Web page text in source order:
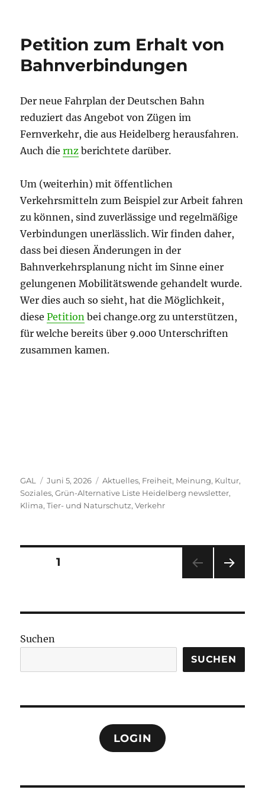
Petition zum Erhalt von
Bahnverbindungen
Der neue Fahrplan der Deutschen Bahn
reduziert das Angebot von Zügen im
Fernverkehr, die aus Heidelberg herausfahren.
Auch diernz berichtete darüber.
Um (weiterhin) mit öffentlichen
Verkehrsmitteln zum Beispiel zur Arbeit fahren
zu können, sind zuverlässige und regelmäßige
Verbindungen unerlässlich. Wir finden daher,
dass bei diesen Änderungen in der
Bahnverkehrsplanung nicht im Sinne einer
gelungenen Mobilitätswende gehandelt wurde.
Wer dies auch so sieht, hat die Möglichkeit,
diesePetition bei change.org zu unterstützen,
für welche bereits über 9.000 Unterschriften
zusammen kamen.
Autor
GAL
Veröffentlicht
am
Juni 5, 2026 Kategorien
Aktuelles, Freiheit, Meinung, Kultur,
Soziales,Grün-Alternative Liste Heidelberg newsletter,
Klima,Tier- und Naturschutz,Verkehr
Seitennummerierung
Beiträge
SEITE1
E
Suchen
SUCHEN
LOGIN